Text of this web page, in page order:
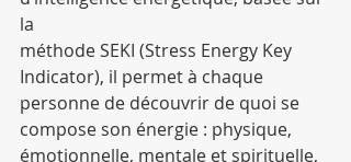
la
méthode SEKI (Stress Energy Key
Indicator), il permet à chaque
personne de découvrir de quoi se
compose son énergie : physique,
émotionnelle, mentale et spirituelle,